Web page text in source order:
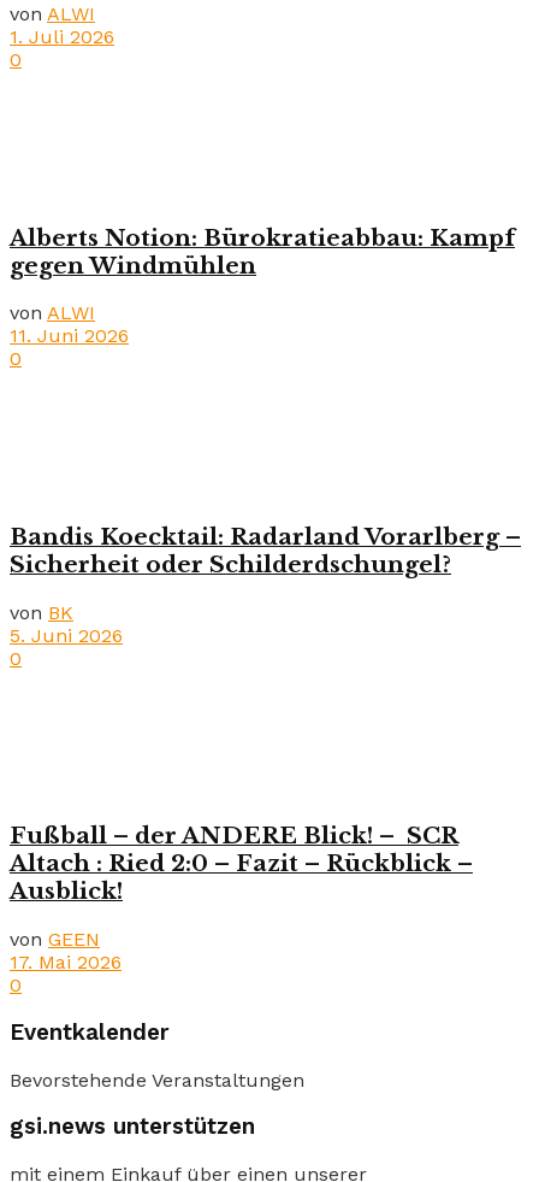
von ALWI
1. Juli 2026
0
Alberts Notion: Bürokratieabbau: Kampf
gegen Windmühlen
von ALWI
11. Juni 2026
0
Bandis Koecktail: Radarland Vorarlberg –
Sicherheit oder Schilderdschungel?
von BK
5. Juni 2026
0
Fußball – der ANDERE Blick! – SCR
Altach : Ried 2:0 – Fazit – Rückblick –
Ausblick!
von GEEN
17. Mai 2026
0
Eventkalender
Bevorstehende Veranstaltungen
gsi.news unterstützen
mit einem Einkauf über einen unserer